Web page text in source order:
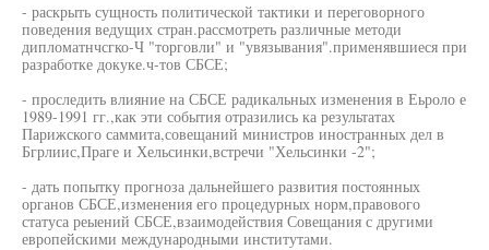
- раскрыть сущность политической тактики и переговорного
поведения ведущих стран.рассмотреть различные методи
дипломатнчсгко-Ч "торговли" и "увязывания".применявшиеся при
разработке докуке.ч-тов СБСЕ;
- проследить влияние на СБСЕ радикальных изменения в Еьроло е
1989-1991 гг.,как эти события отразились ка результатах
Парижского саммита,совещаний министров иностранных дел в
Бгрлиис,Праге и Хельсинки,встречи "Хельсинки -2";
- дать попытку прогноза дальнейшего развития постоянных
органов СБСЕ,изменения его процедурных норм,правового
статуса реыений СБСЕ,взаимодействия Совещания с другими
европейскими международными институтами.